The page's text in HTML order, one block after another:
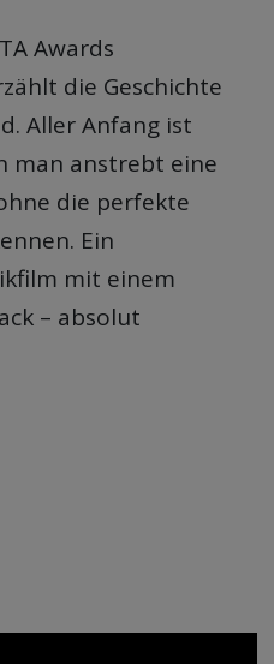
Awards
die Geschichte
Aller Anfang ist
man anstrebt eine
die perfekte
Ein
mit einem
– absolut